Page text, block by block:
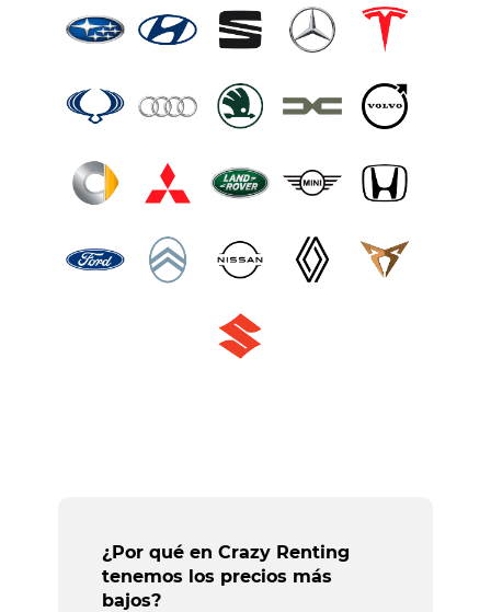
¿Por qué en Crazy Renting
tenemos los precios más
bajos?